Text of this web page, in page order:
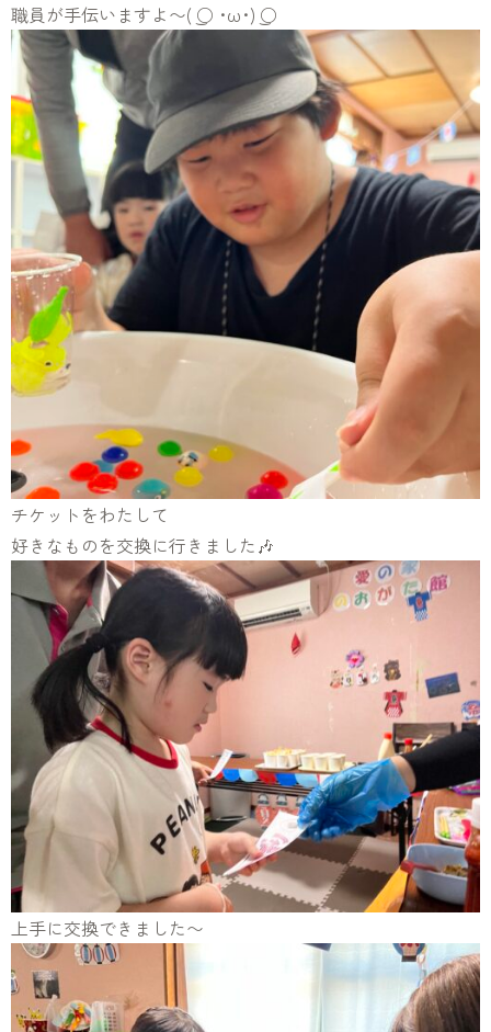
職員が手伝いますよ〜( ͜○ ･ω･) ͜○
チケットをわたして
好きなものを交換に行きました🎶
上手に交換できました〜